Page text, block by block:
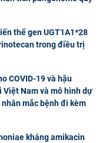
thể gen UGT1A1*28
trong điều trị
COVID-19 và hậu
Việt Nam và mô hình dự
mắc bệnh đi kèm
kháng amikacin